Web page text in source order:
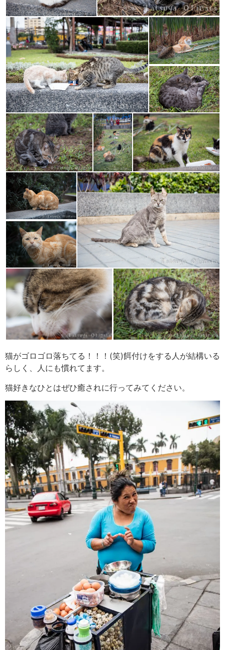
猫がゴロゴロ落ちてる！！！(笑)餌付けをする人が結構いる
らしく、人にも慣れてます。
猫好きなひとはぜひ癒されに行ってみてください。